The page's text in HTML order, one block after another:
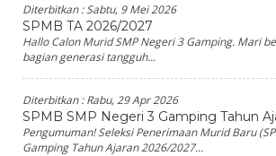
Diterbitkan :Sabtu, 9 Mei 2026
SPMB TA 2026/2027
Hallo Calon Murid SMP Negeri 3 Gamping. Mari
bagian generasi tangguh...
Diterbitkan :Rabu, 29 Apr 2026
SPMB SMP Negeri 3 Gamping Tahun
Pengumuman! Seleksi Penerimaan Murid Baru
Gamping Tahun Ajaran 2026/2027...